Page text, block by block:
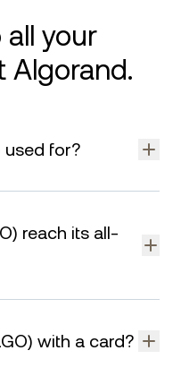
your
Algorand.
used for?
for fast, secure,
and the issuance of
Due to its high
and developers use
reach its all-
reached its all-time
with a card?